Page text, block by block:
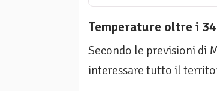
Temperature oltre i
Secondo le previsioni di
interessare tutto il